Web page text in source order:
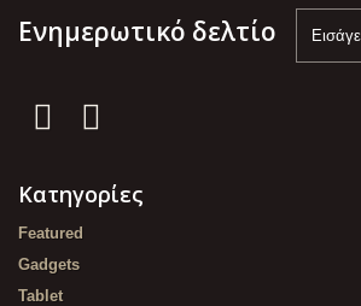
Ενημερωτικό δελτίο
Κατηγορίες
Featured
Gadgets
Tablet